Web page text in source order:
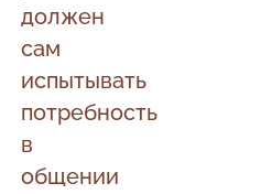
должен
сам
испытывать
потребность
в
общении